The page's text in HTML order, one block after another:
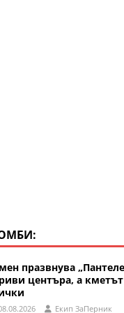
празвнува
центъра, а
Eкип ЗаПерник